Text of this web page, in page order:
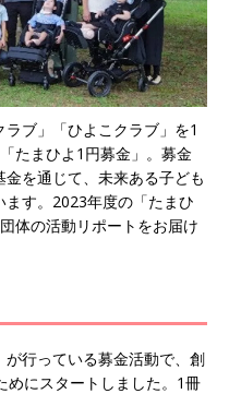
ブ」「ひよこクラブ」を1
たまひよ1円募金」。募金
を通じて、未来ある子ども
す。2023年度の「たまひ
体の活動リポートをお届け
が行っている募金活動で、創
めにスタートしました。1冊